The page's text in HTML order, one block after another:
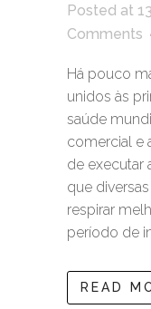
Posted at
Comments
Há pouco
unidos às
saúde
comercial e
de executar
que
respirar
período de
READ